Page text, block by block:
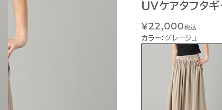
UVケアタフタギ
¥22,000税込
カラー： グレージュ